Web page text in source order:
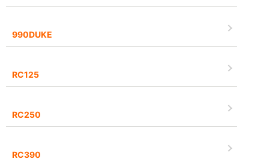
990DUKE
RC125
RC250
RC390